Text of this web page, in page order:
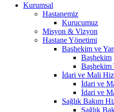
Kurumsal
Hastanemiz
Kurucumuz
Misyon & Vizyon
Hastane Yönetimi
Başhekim ve
Başhekim
Başhekim
İdari ve Mali
İdari ve
İdari ve
Sağlık Bakım
Sağlık